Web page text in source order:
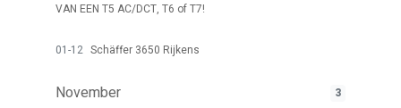
VAN EEN T5 AC/DCT, T6 of T7!
01-12 Schäffer 3650 Rijkens
November 3